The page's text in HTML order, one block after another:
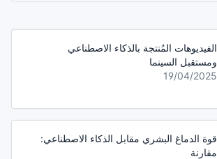
الفيديوهات المُنتجة بالذكاء الاصطناعي
ومستقبل السينما
19/04/2025
قوة الدماغ البشري مقابل الذكاء الاصطناعي:
مقارنة